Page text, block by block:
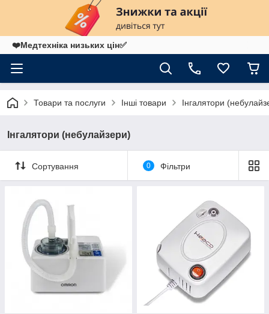
❤️Медтехніка низьких цін✅
Товари та послуги Інші товари Інгалятори
Інгалятори (небулайзери)
Сортування 0 Фільтри